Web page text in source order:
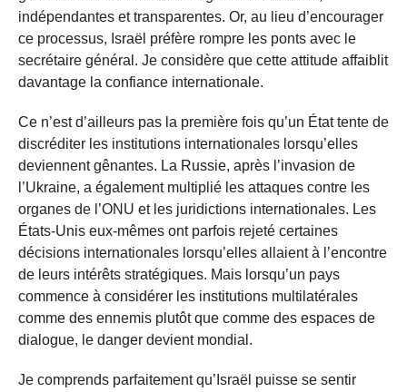
indépendantes et transparentes. Or, au lieu d’encourager
ce processus, Israël préfère rompre les ponts avec le
secrétaire général. Je considère que cette attitude affaiblit
davantage la confiance internationale.
Ce n’est d’ailleurs pas la première fois qu’un État tente de
discréditer les institutions internationales lorsqu’elles
deviennent gênantes. La Russie, après l’invasion de
l’Ukraine, a également multiplié les attaques contre les
organes de l’ONU et les juridictions internationales. Les
États-Unis eux-mêmes ont parfois rejeté certaines
décisions internationales lorsqu’elles allaient à l’encontre
de leurs intérêts stratégiques. Mais lorsqu’un pays
commence à considérer les institutions multilatérales
comme des ennemis plutôt que comme des espaces de
dialogue, le danger devient mondial.
Je comprends parfaitement qu’Israël puisse se sentir